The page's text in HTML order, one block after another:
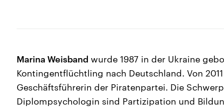
Marina Weisband wurde 1987 in der Ukraine
Kontingentflüchtling nach Deutschland. Von
Geschäftsführerin der Piratenpartei. Die
Diplompsychologin sind Partizipation und